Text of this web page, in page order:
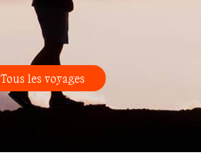
Tous les voyages